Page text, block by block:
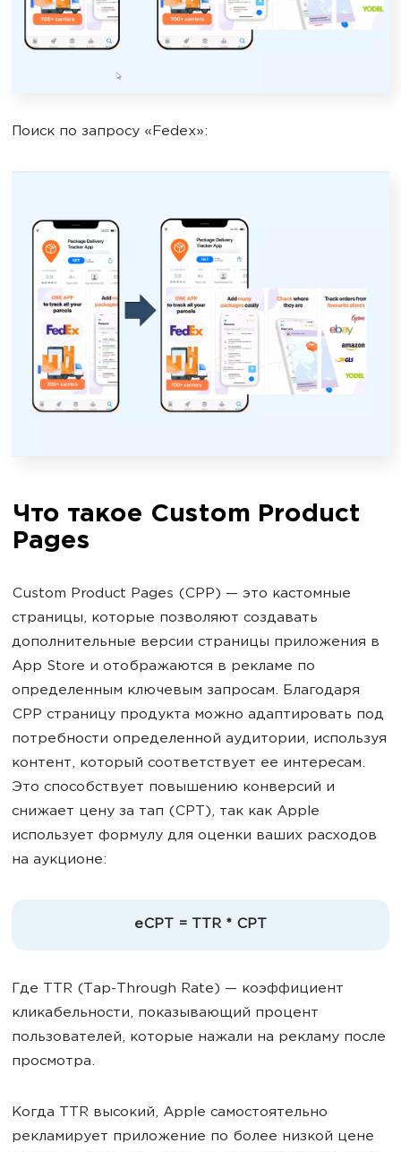
Поиск по запросу «Fedex»:
Что такое Custom Product
Pages
Custom Product Pages (CPP) — это кастомные
страницы, которые позволяют создавать
дополнительные версии страницы приложения в
App Store и отображаются в рекламе по
определенным ключевым запросам. Благодаря
CPP страницу продукта можно адаптировать под
потребности определенной аудитории, используя
контент, который соответствует ее интересам.
Это способствует повышению конверсий и
снижает цену за тап (CPT), так как Apple
использует формулу для оценки ваших расходов
на аукционе:
eCPT = TTR * CPT
Где TTR (Tap-Through Rate) — коэффициент
кликабельности, показывающий процент
пользователей, которые нажали на рекламу после
просмотра.
Когда TTR высокий, Apple самостоятельно
рекламирует приложение по более низкой цене